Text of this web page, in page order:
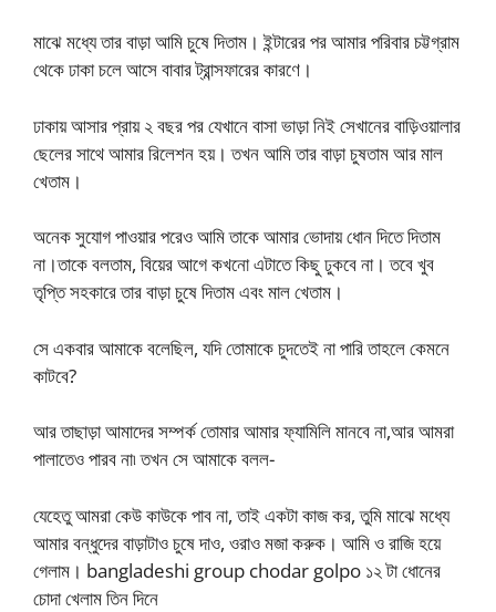
মাঝে মধ্যে তার বাড়া আমি চুষে দিতাম। ইন্টারের পর আমার পরিবার চট্টগ্রাম
থেকে ঢাকা চলে আসে বাবার ট্রান্সফারের কারণে।
ঢাকায় আসার প্রায় ২ বছর পর যেখানে বাসা ভাড়া নিই সেখানের বাড়িওয়ালার
ছেলের সাথে আমার রিলেশন হয়। তখন আমি তার বাড়া চুষতাম আর মাল
খেতাম।
অনেক সুযোগ পাওয়ার পরেও আমি তাকে আমার ভোদায় ধোন দিতে দিতাম
না।তাকে বলতাম, বিয়ের আগে কখনো এটাতে কিছু ঢুকবে না। তবে খুব
তৃপ্তি সহকারে তার বাড়া চুষে দিতাম এবং মাল খেতাম।
সে একবার আমাকে বলেছিল, যদি তোমাকে চুদতেই না পারি তাহলে কেমনে
কাটবে?
আর তাছাড়া আমাদের সম্পর্ক তোমার আমার ফ্যামিলি মানবে না,আর আমরা
পালাতেও পারব না৷ তখন সে আমাকে বলল-
যেহেতু আমরা কেউ কাউকে পাব না, তাই একটা কাজ কর, তুমি মাঝে মধ্যে
আমার বন্ধুদের বাড়াটাও চুষে দাও, ওরাও মজা করুক। আমি ও রাজি হয়ে
গেলাম। bangladeshi group chodar golpo ১২ টা ধোনের
চোদা খেলাম তিন দিনে